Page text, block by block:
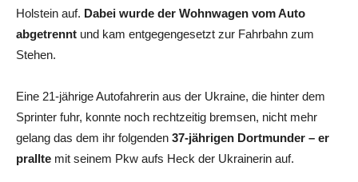
Holstein auf. Dabei wurde der Wohnwagen vom Auto
abgetrennt und kam entgegengesetzt zur Fahrbahn zum
Stehen.
Eine 21-jährige Autofahrerin aus der Ukraine, die hinter dem
Sprinter fuhr, konnte noch rechtzeitig bremsen, nicht mehr
gelang das dem ihr folgenden 37-jährigen Dortmunder – er
prallte mit seinem Pkw aufs Heck der Ukrainerin auf.